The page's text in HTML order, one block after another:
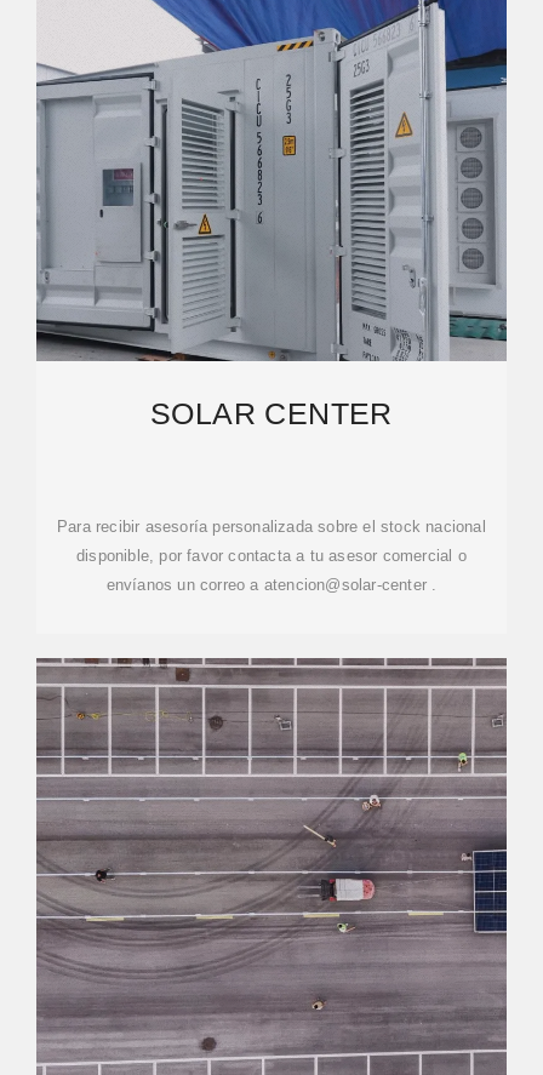
SOLAR CENTER
Para recibir asesoría personalizada sobre el stock nacional
disponible, por favor contacta a tu asesor comercial o
envíanos un correo a atencion@solar-center .